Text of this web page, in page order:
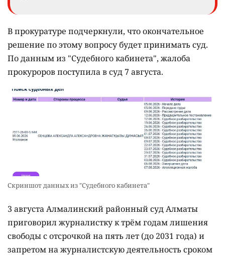
В прокуратуре подчеркнули, что окончательное
решение по этому вопросу будет принимать суд.
По данным из "Судебного кабинета", жалоба
прокуроров поступила в суд 7 августа.
Скриншот данных из "Судебного кабинета"
3 августа Алмалинский районный суд Алматы
приговорил журналистку к трём годам лишения
свободы с отсрочкой на пять лет (до 2031 года) и
запретом на журналистскую деятельность сроком